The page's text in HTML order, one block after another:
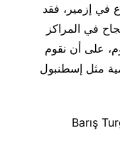
في إزمير، فقد
في المراكز
على أن نقوم
مثل إسطنبول
Barış